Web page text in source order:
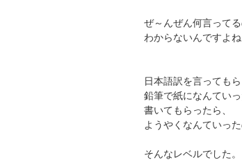
ぜ～んぜん何言ってる
わからないんですよね
日本語訳を言ってもら
鉛筆で紙になんていっ
書いてもらったら、
ようやくなんていった
そんなレベルでした。